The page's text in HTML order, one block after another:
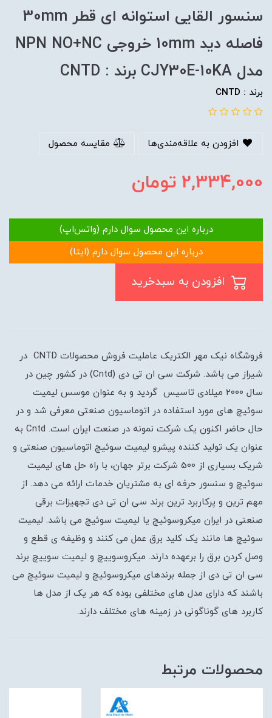
سنسور القایی استوانه ای قطر 30mm
فاصله دید 10mm خروجی NPN NO+NC
مدل CJY30E-10KA برند : CNTD
برند : CNTD
افزودن به علاقه‌مندی‌ها مقایسه محصول
2,334,000تومان
درباره این محصول سوال دارم (واتس‌اپ)
درباره این محصول سوال دارم (ایتا)
فروشگاه نیک مهر الکتریک عاملیت فروش محصولات CNTD در
شیراز می باشد. شرکت سی ان تی دی (Cntd) در کشور چین در
سال 2000 میلادی تاسیس گردید و به عنوان موسس لیمیت
سوئیچ های مورد استفاده در اتوماسیون صنعتی معرفی شد و در
حال حاضر اکنون یک شرکت نمونه در صنعت ایران است. Cntd به
عنوان یک تولید کننده پیشرو لیمیت سوئیچ اتوماسیون صنعتی و
شریک بسیاری از 500 شرکت برتر جهان، با راه حل های لیمیت
سوئیچ و سنسور حرفه ای به مشتریان خدمات ارائه می دهد. از
مهم ترین و پرکاربرد ترین برند سی ان تی دی تجهیزات برقی
صنعتی در ایران میکروسوئیچ یا لیمیت سوئیچ می باشد. لیمیت
سوئیچ ها مانند یک کلید برق عمل می کنند و وظیفه ی قطع و
وصل کردن برق را برعهده دارند. میکروسوییچ و لیمیت سوییچ برند
سی ان تی دی از جمله برندهای میکروسوئیچ و لیمیت سوئیچ می
باشند که دارای مدل های مختلفی بوده که هر یک از مدل ها
کاربرد های گوناگونی در زمینه های مختلف دارند.
محصولات مرتبط